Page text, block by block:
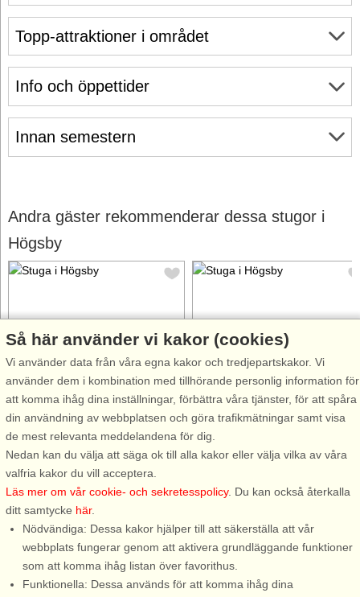
Info och öppettider
Innan semestern
Topp-attraktioner i området
Andra gäster rekommenderar dessa stugor i
Högsby
Stugnr: 53934
Högsby
3 personer, 40 m²
4,0 km till sjö/hav:.
Vackert hus med stor mysfaktor
på hästgård i Berga där ni kan
njuta av vackra omgivningar
och utsikten av hästarna som
betar i hagen. Huset har stor
rymd då ni kan se det vackra
taket som är öppet upp ...
från 5.005 SEK
Stugnr: 57227
Högsby
7 personer, 198 m²
5,0 km till sjö/hav:.
Stort hus på Melby Gård där ni
naturen och det lantliga läget.
vackert lusthus och en fin altan
under tak där ni kan njuta av en
god bit mat ...
från 9.909 SEK
Så här använder vi kakor (cookies)
Vi använder data från våra egna kakor och tredjepartskakor. Vi
använder dem i kombination med tillhörande personlig information för
att komma ihåg dina inställningar, förbättra våra tjänster, för att spåra
din användning av webbplatsen och göra trafikmätningar samt visa
de mest relevanta meddelandena för dig.
Nedan kan du välja att säga ok till alla kakor eller välja vilka av våra
valfria kakor du vill acceptera.
Läs mer om vår cookie- och sekretesspolicy. Du kan också återkalla
ditt samtycke här.
Nödvändiga: Dessa kakor hjälper till att säkerställa att vår
webbplats fungerar genom att aktivera grundläggande funktioner
som att komma ihåg listan över favorithus.
Funktionella: Dessa används för att komma ihåg dina